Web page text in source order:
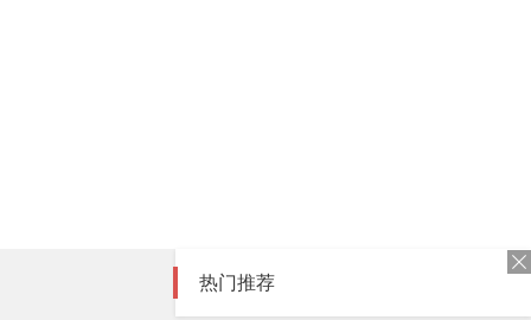
热门推荐